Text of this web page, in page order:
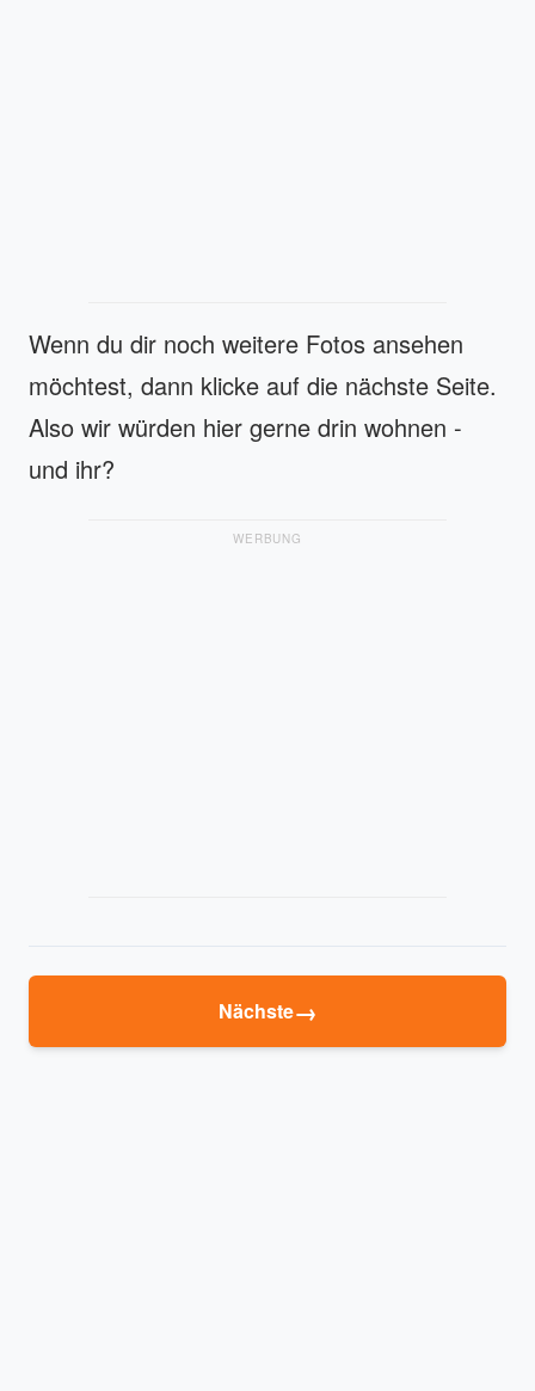
Wenn du dir noch weitere Fotos ansehen
möchtest, dann klicke auf die nächste Seite.
Also wir würden hier gerne drin wohnen -
und ihr?
WERBUNG
Nächste→